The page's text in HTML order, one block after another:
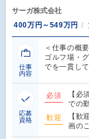
サーガ株式会社
400万円～549万円
仕事
内容
＜仕事の概
ゴルフ場・
でを一貫し
応募
資格
必須
【必
での
歓迎
【歓
画の